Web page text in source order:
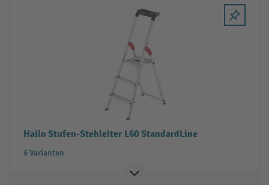
Hailo Stufen-Stehleiter L60 StandardLine
6 Varianten